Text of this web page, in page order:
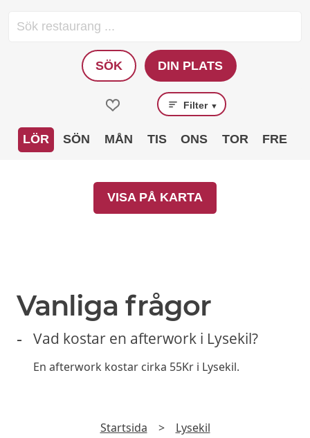
SÖK DIN PLATS
Filter ▼
LÖR SÖN MÅN TIS ONS TOR FRE
VISA PÅ KARTA
Vanliga frågor
Vad kostar en afterwork i Lysekil?
En afterwork kostar cirka 55Kr i Lysekil.
Startsida > Lysekil